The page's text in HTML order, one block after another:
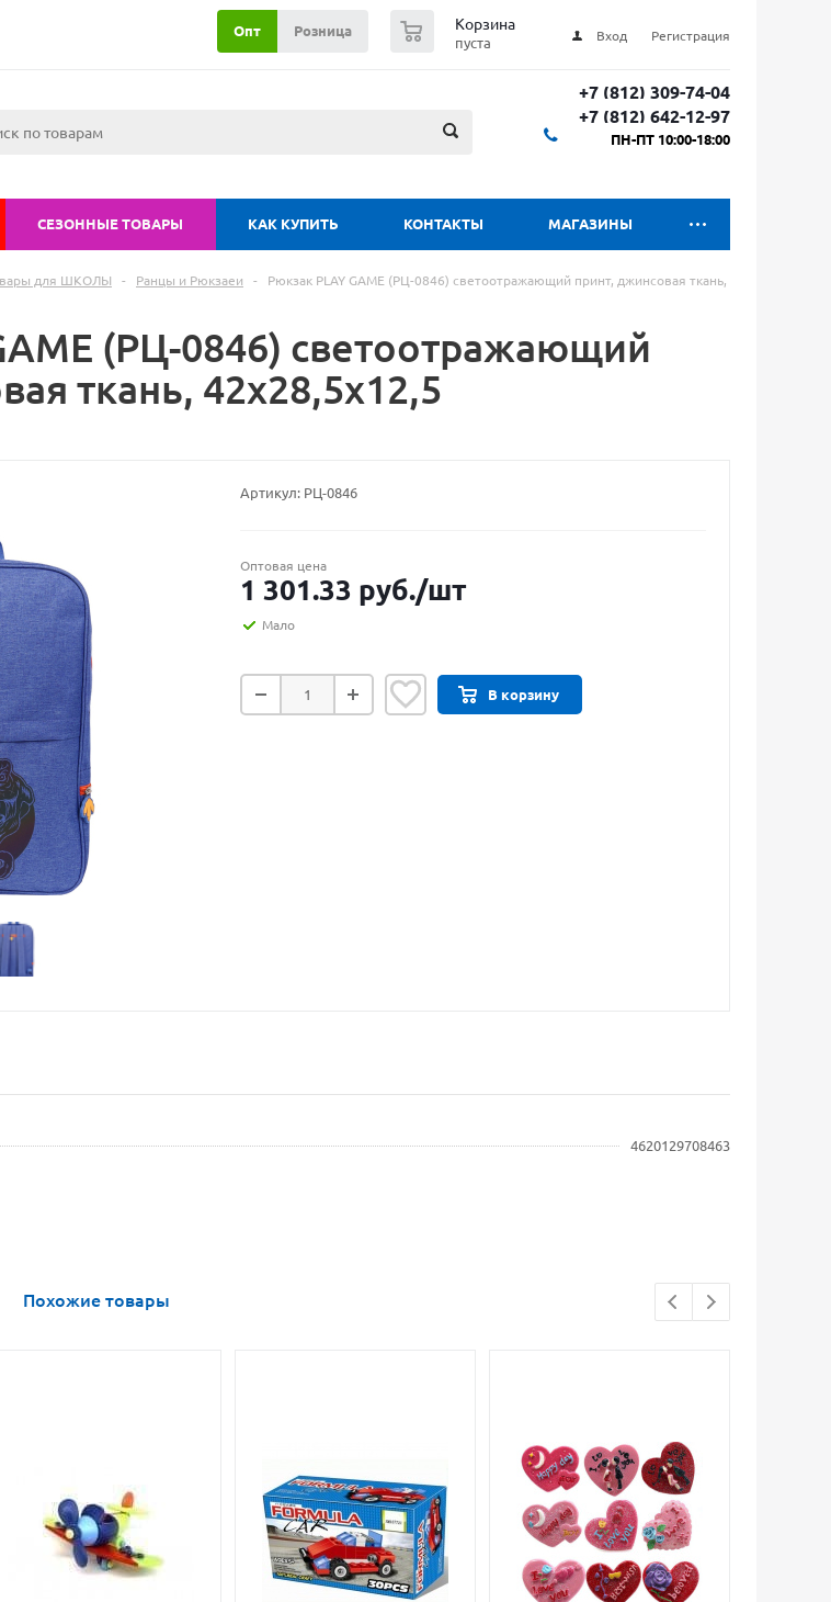
Вход Регистрация
Корзина
пуста
Опт Розница
+7 (812) 309-74-04
+7 (812) 642-12-97
ПН-ПТ 10:00-18:00
СЕЗОННЫЕ ТОВАРЫ КАК КУПИТЬ КОНТАКТЫ МАГАЗИНЫ
для ШКОЛЫ - Ранцы и Рюкзаеи -
Рюкзак PLAY GAME (РЦ-0846) светоотражающий принт, джинсовая ткань,
(РЦ-0846) светоотражающий
ткань, 42х28,5х12,5
Артикул: РЦ-0846
Оптовая цена
1 301.33 руб./шт
Мало
В корзину
4620129708463
Похожие товары